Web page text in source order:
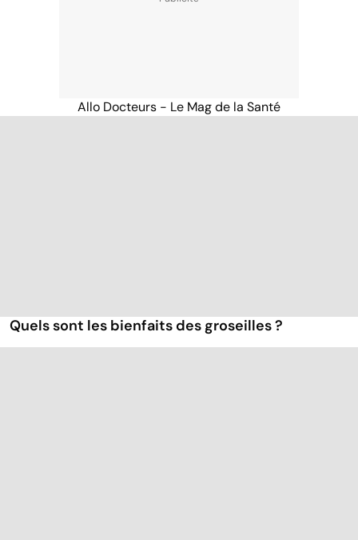
Allo Docteurs - Le Mag de la Santé
Quels sont les bienfaits des groseilles ?